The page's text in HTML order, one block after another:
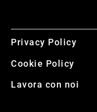
Privacy Policy
Cookie Policy
Lavora con noi